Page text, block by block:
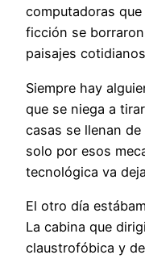
computadoras
ficción se
paisajes
Siempre hay
que se niega a
casas se llenan
solo por esos
tecnológica va
El otro día
La cabina que
claustrofóbica y